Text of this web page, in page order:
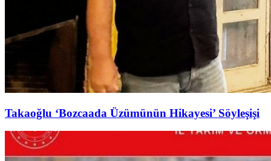
Takaoğlu ‘Bozcaada Üzümünün Hikayesi’ Söyleşişi